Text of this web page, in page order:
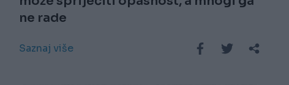
ne rade
Saznaj više